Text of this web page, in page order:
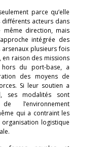
parce qu’elle
acteurs dans
même direction, mais
intégrée des
plusieurs fois
en raison des missions
du port-base, a
des moyens de
Si leur soutien a
ses modalités sont
l’environnement
qui a contraint les
logistique